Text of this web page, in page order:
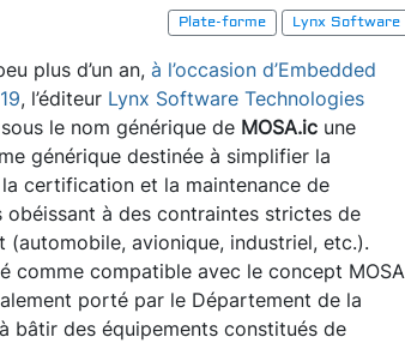
Plate-forme
Lynx Software
plus d’un an, à l’occasion d’Embedded
, l’éditeur Lynx Software Technologies
le nom générique de MOSA.ic une
générique destinée à simplifier la
certification et la maintenance de
obéissant à des contraintes strictes de
avionique, industriel, etc.).
comme compatible avec le concept MOSA
porté par le Département de la
bâtir des équipements constitués de